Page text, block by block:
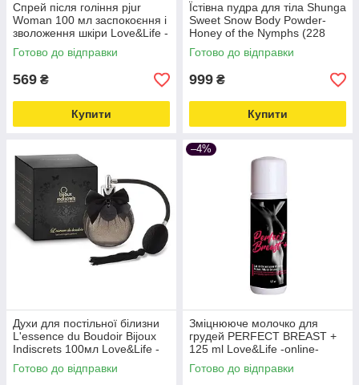
Спрей після гоління pjur
Woman 100 мл заспокоєння і
зволоження шкіри Love&Life -
online-multimarket-
Готово до відправки
569 ₴
Купити
Їстівна пудра для тіла Shunga
Sweet Snow Body Powder-
Honey of the Nymphs (228
грам) солодкий Мед для
сексуальних ігор (Шунга
Готово до відправки
999 ₴
Купити
Духи для постільної білизни
L'essence du Boudoir Bijoux
Indiscrets 100мл Love&Life -
online-multimarket-
Готово до відправки
–4%
Зміцнююче молочко для
грудей PERFECT BREAST +
125 ml Love&Life -online-
multimarket-
Готово до відправки